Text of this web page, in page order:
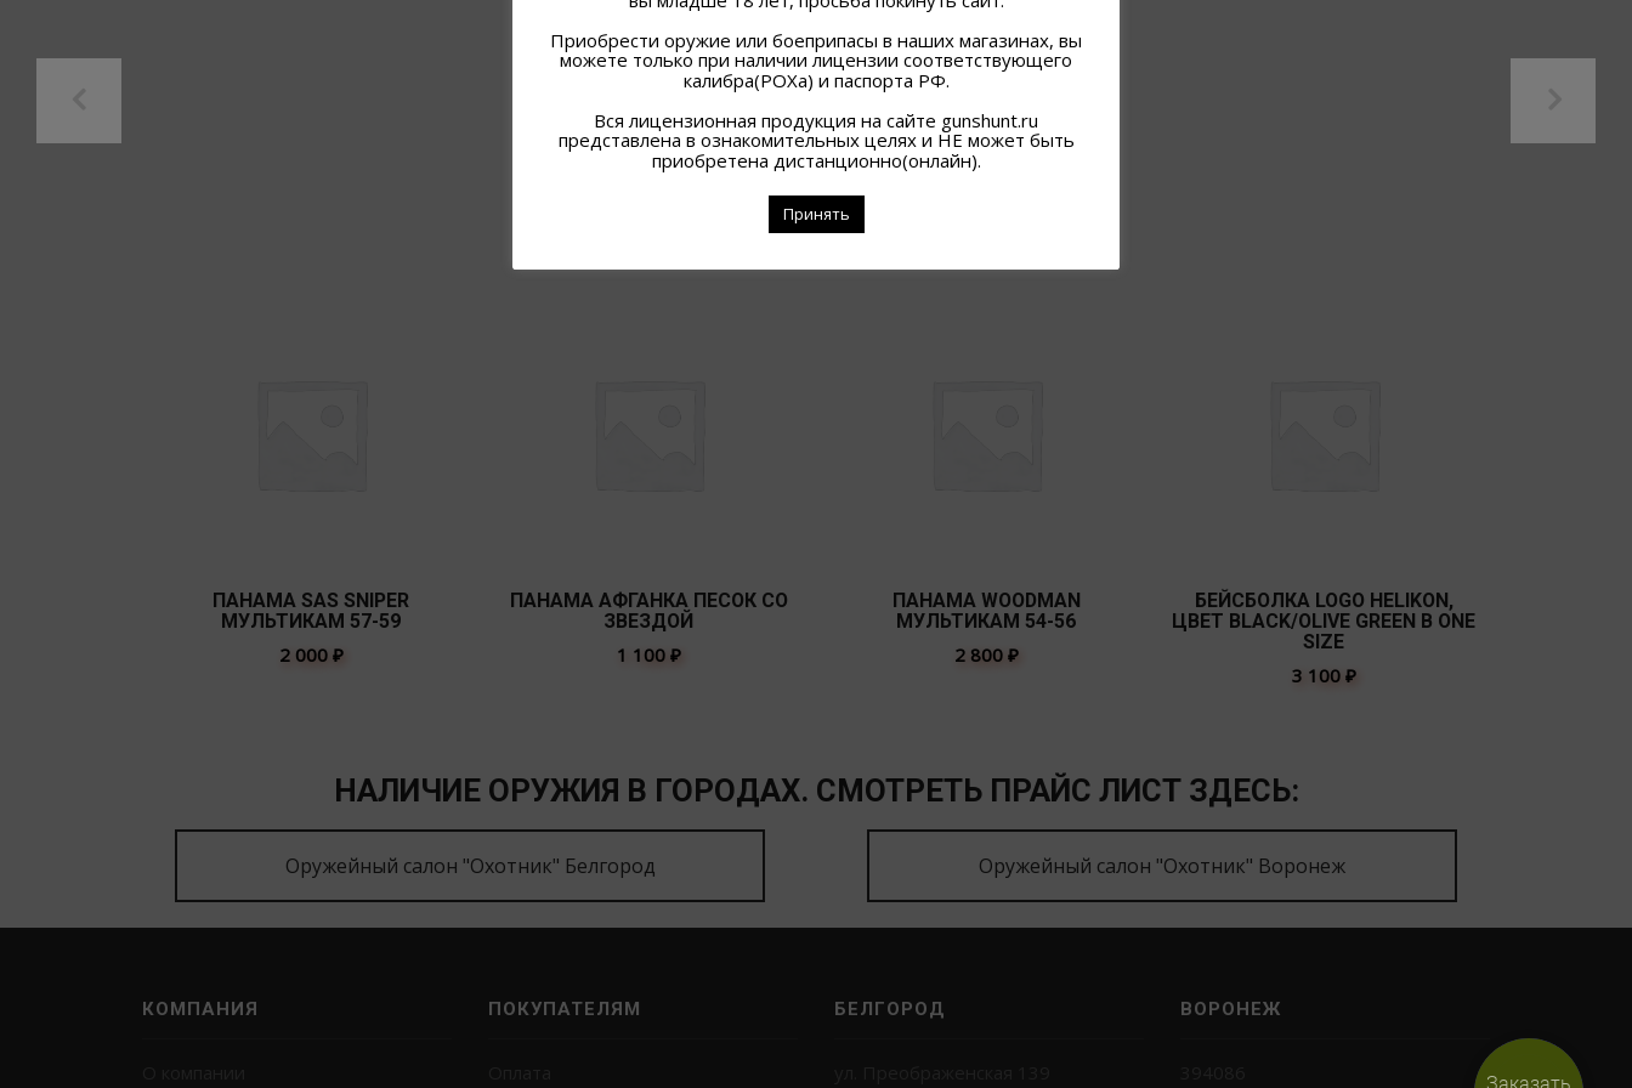
ПОХОЖИЕ ТОВАРЫ
ПАНАМА SAS SNIPER
МУЛЬТИКАМ 57-59
2 000 ₽
ПАНАМА АФГАНКА ПЕСОК СО
ЗВЕЗДОЙ
1 100 ₽
ПАНАМА WOODMAN
МУЛЬТИКАМ 54-56
2 800 ₽
БЕЙСБОЛКА LOGO HELIKON,
ЦВЕТ BLACK/OLIVE GREEN B ONE
SIZE
3 100 ₽
НАЛИЧИЕ ОРУЖИЯ В ГОРОДАХ. СМОТРЕТЬ ПРАЙС ЛИСТ ЗДЕСЬ:
Оружейный салон "Охотник" Белгород Оружейный салон "Охотник" Воронеж
КОМПАНИЯ ПОКУПАТЕЛЯМ БЕЛГОРОД ВОРОНЕЖ
Приобрести оружие или боеприпасы в наших магазинах, вы
можете только при наличии лицензии соответствующего
калибра(РОХа) и паспорта РФ.
Вся лицензионная продукция на сайте gunshunt.ru
представлена в ознакомительных целях и НЕ может быть
приобретена дистанционно(онлайн).
Принять
Заказать